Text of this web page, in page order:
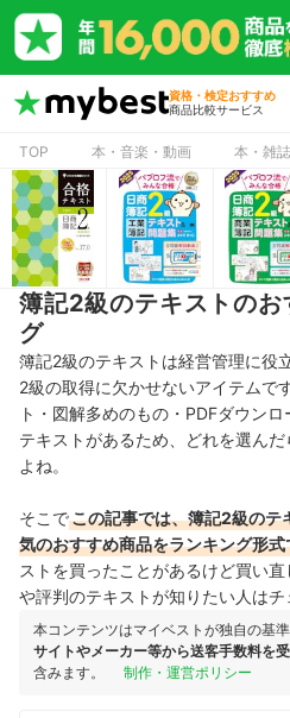
資格・検定おすすめ
商品比較サービス
TOP 本・音楽・動画 本・雑誌
簿記2級のテキストの
グ
簿記2級のテキストは経営管理に役
2級の取得に欠かせないアイテムで
ト・図解多めのもの・PDFダウン
テキストがあるため、どれを選ん
よね。
そこでこの記事では、簿記2級のテ
気のおすすめ商品をランキング形式
ストを買ったことがあるけど買い
や評判のテキストが知りたい人はチ
本コンテンツはマイベストが独自の基
サイトやメーカー等から送客手数料を
含みます。
制作・運営ポリシー